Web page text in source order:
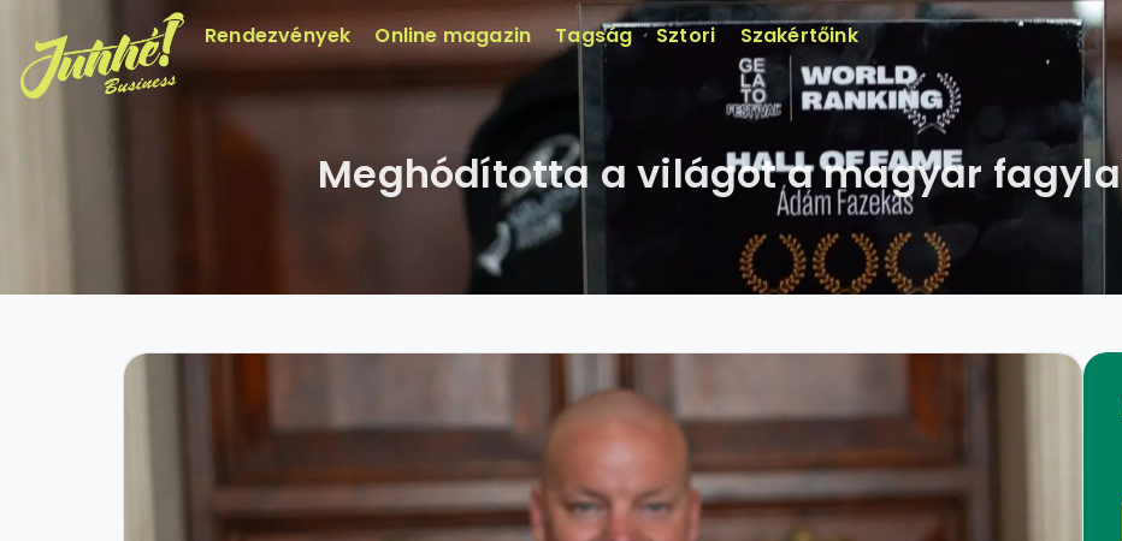
Rendezvények Online magazin Tagság Sztori Szakértőink
Meghódította a világot a magyar